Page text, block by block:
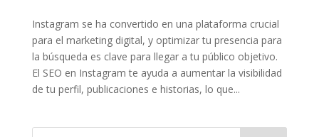
Instagram se ha convertido en una plataforma crucial
para el marketing digital, y optimizar tu presencia para
la búsqueda es clave para llegar a tu público objetivo.
El SEO en Instagram te ayuda a aumentar la visibilidad
de tu perfil, publicaciones e historias, lo que...